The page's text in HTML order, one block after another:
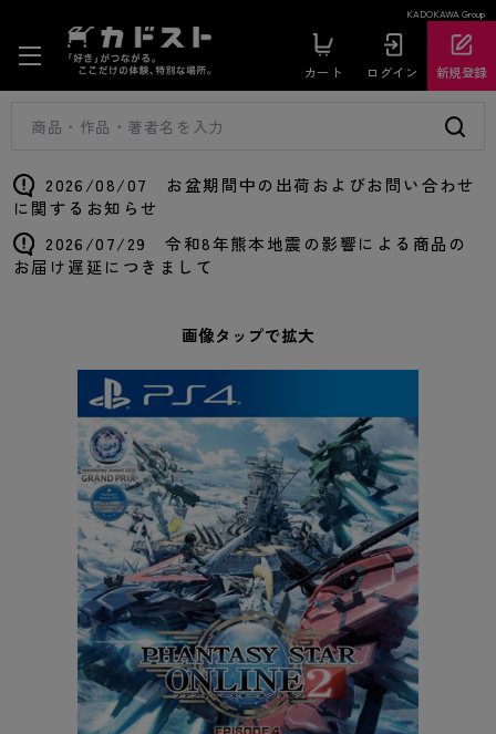
KADOKAWA Group
カート ログイン 新規登録
2026/08/07 お盆期間中の出荷およびお問い合わせ
に関するお知らせ
2026/07/29 令和8年熊本地震の影響による商品の
お届け遅延につきまして
画像タップで拡大